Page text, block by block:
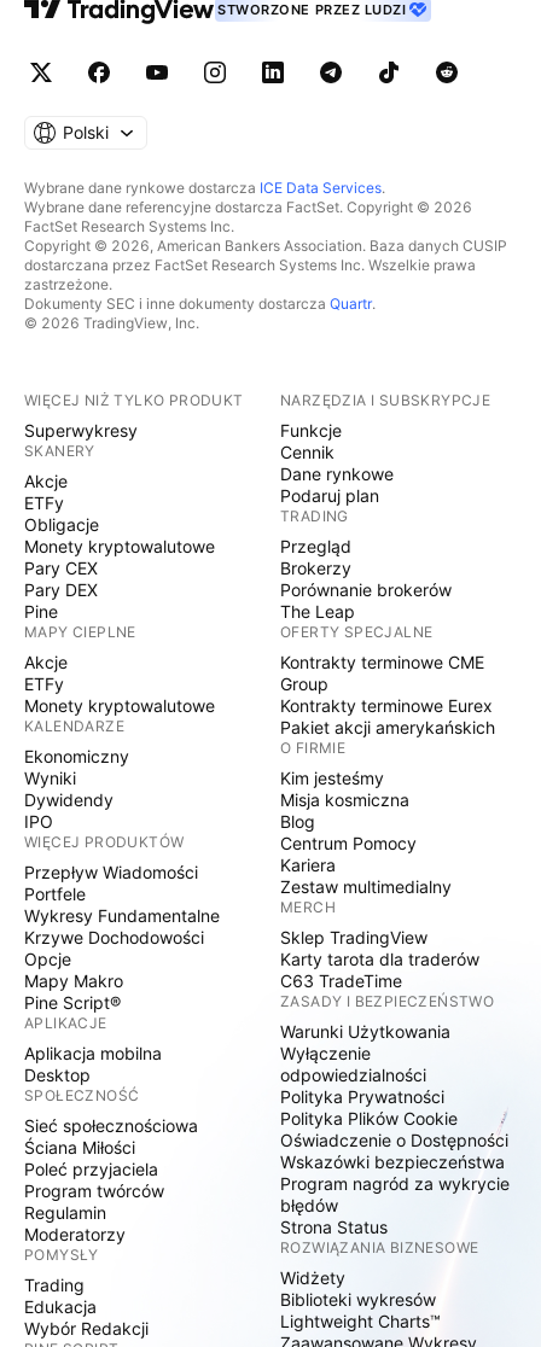
STWORZONE PRZEZ LUDZI
Polski
Wybrane dane rynkowe dostarcza ICE Data Services.
Wybrane dane referencyjne dostarcza FactSet. Copyright © 2026
FactSet Research Systems Inc.
Copyright © 2026, American Bankers Association. Baza danych CUSIP
dostarczana przez FactSet Research Systems Inc. Wszelkie prawa
zastrzeżone.
Dokumenty SEC i inne dokumenty dostarcza Quartr.
© 2026 TradingView, Inc.
WIĘCEJ NIŻ TYLKO PRODUKT
Superwykresy
SKANERY
Akcje
ETFy
Obligacje
Monety kryptowalutowe
Pary CEX
Pary DEX
Pine
MAPY CIEPLNE
Akcje
ETFy
Monety kryptowalutowe
KALENDARZE
Ekonomiczny
Wyniki
Dywidendy
IPO
WIĘCEJ PRODUKTÓW
Przepływ Wiadomości
Portfele
Wykresy Fundamentalne
Krzywe Dochodowości
Opcje
Mapy Makro
Pine Script®
APLIKACJE
Aplikacja mobilna
Desktop
SPOŁECZNOŚĆ
Sieć społecznościowa
Ściana Miłości
Poleć przyjaciela
Program twórców
Regulamin
Moderatorzy
POMYSŁY
Trading
Edukacja
Wybór Redakcji
NARZĘDZIA I SUBSKRYPCJE
Funkcje
Cennik
Dane rynkowe
Podaruj plan
TRADING
Przegląd
Brokerzy
Porównanie brokerów
The Leap
OFERTY SPECJALNE
Kontrakty terminowe CME
Group
Kontrakty terminowe Eurex
Pakiet akcji amerykańskich
O FIRMIE
Kim jesteśmy
Misja kosmiczna
Blog
Centrum Pomocy
Kariera
Zestaw multimedialny
MERCH
Sklep TradingView
Karty tarota dla traderów
C63 TradeTime
ZASADY I BEZPIECZEŃSTWO
Warunki Użytkowania
Wyłączenie
odpowiedzialności
Polityka Prywatności
Polityka Plików Cookie
Oświadczenie o Dostępności
Wskazówki bezpieczeństwa
Program nagród za wykrycie
błędów
Strona Status
ROZWIĄZANIA BIZNESOWE
Widżety
Biblioteki wykresów
Lightweight Charts™
Zaawansowane Wykresy